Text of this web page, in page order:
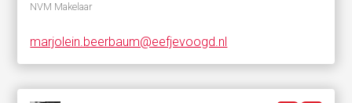
NVM Makelaar
marjolein.beerbaum@eefjevoogd.nl